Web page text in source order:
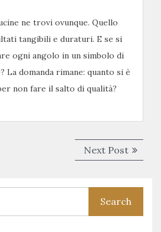
ne trovi ovunque. Quello
tangibili e duraturi. E se si
ogni angolo in un simbolo di
La domanda rimane: quanto si è
non fare il salto di qualità?
Next PostNext
post: